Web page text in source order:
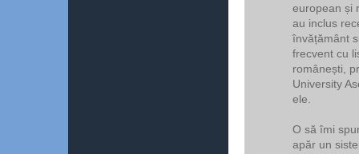
european și
au inclus
învățământ
frecvent cu
românești,
University
ele.
O să îmi
apăr un